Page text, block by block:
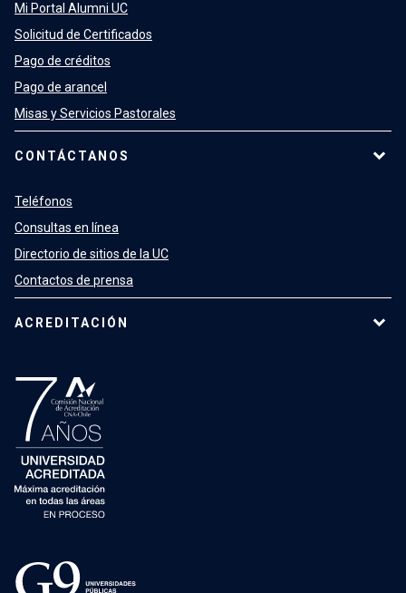
Mi Portal Alumni UC
Solicitud de Certificados
Pago de créditos
Pago de arancel
Misas y Servicios Pastorales
CONTÁCTANOS
Teléfonos
Consultas en línea
Directorio de sitios de la UC
Contactos de prensa
ACREDITACIÓN